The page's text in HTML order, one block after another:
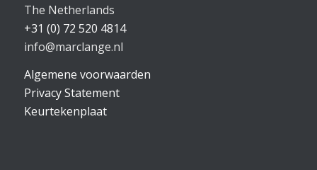
The Netherlands
+31 (0) 72 520 4814
info@marclange.nl
Algemene voorwaarden
Privacy Statement
Keurtekenplaat